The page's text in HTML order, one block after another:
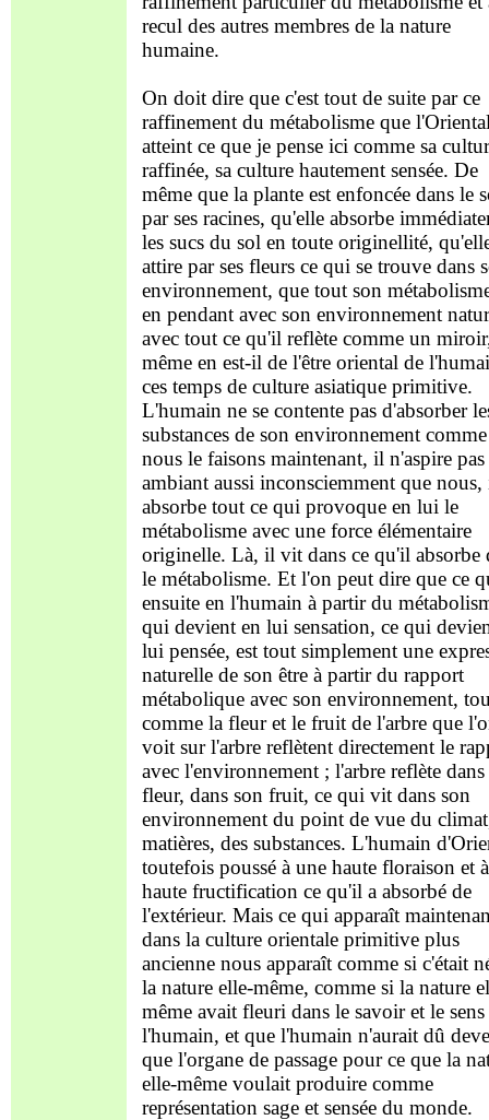
recul des autres membres de la nature
humaine.
On doit dire que c'est tout de suite par ce
raffinement du métabolisme que
atteint ce que je pense ici comme sa
raffinée, sa culture hautement sensée. De
même que la plante est enfoncée dans le
par ses racines, qu'elle absorbe
les sucs du sol en toute originellité,
attire par ses fleurs ce qui se trouve dans
environnement, que tout son
en pendant avec son environnement
avec tout ce qu'il reflète comme un
même en est-il de l'être oriental de
ces temps de culture asiatique primitive.
L'humain ne se contente pas d'absorber
substances de son environnement comme
nous le faisons maintenant, il n'aspire
ambiant aussi inconsciemment que
absorbe tout ce qui provoque en lui le
métabolisme avec une force élémentaire
originelle. Là, il vit dans ce qu'il absorbe
le métabolisme. Et l'on peut dire que ce
ensuite en l'humain à partir du
qui devient en lui sensation, ce qui
lui pensée, est tout simplement une
naturelle de son être à partir du rapport
métabolique avec son environnement,
comme la fleur et le fruit de l'arbre que
voit sur l'arbre reflètent directement le
avec l'environnement ; l'arbre reflète dans
fleur, dans son fruit, ce qui vit dans son
environnement du point de vue du
matières, des substances. L'humain
toutefois poussé à une haute floraison et
haute fructification ce qu'il a absorbé de
l'extérieur. Mais ce qui apparaît
dans la culture orientale primitive plus
ancienne nous apparaît comme si c'était
la nature elle-même, comme si la nature
même avait fleuri dans le savoir et le sens
l'humain, et que l'humain n'aurait dû
que l'organe de passage pour ce que la
elle-même voulait produire comme
représentation sage et sensée du monde.